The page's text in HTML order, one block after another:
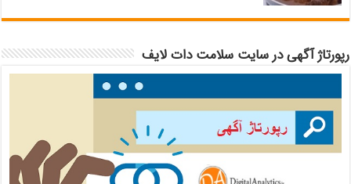
رپورتاژ آگهی در سایت سلامت دات لایف